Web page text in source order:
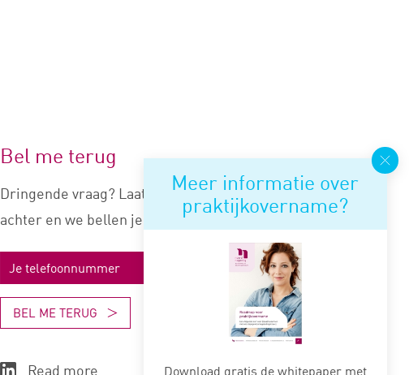
Meer informatie over
praktijkovername?
Download gratis de whitepaper met
Bel me terug
Dringende vraag? Laat je nummer
achter en we bellen je snel terug.
BEL ME TERUG
Read more